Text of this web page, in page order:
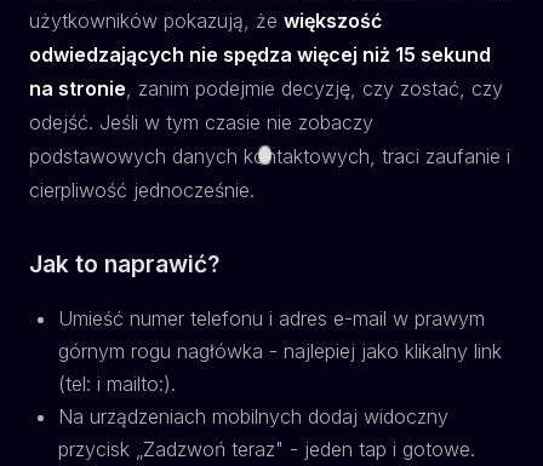
użytkowników pokazują, że większość
odwiedzających nie spędza więcej niż 15 sekund
na stronie , zanim podejmie decyzję, czy zostać, czy
odejść. Jeśli w tym czasie nie zobaczy
podstawowych danych kontaktowych, traci zaufanie i
cierpliwość jednocześnie.
Jak to naprawić?
Umieść numer telefonu i adres e-mail w prawym
górnym rogu nagłówka - najlepiej jako klikalny link
(tel: i mailto:).
Na urządzeniach mobilnych dodaj widoczny
przycisk „Zadzwoń teraz" - jeden tap i gotowe.